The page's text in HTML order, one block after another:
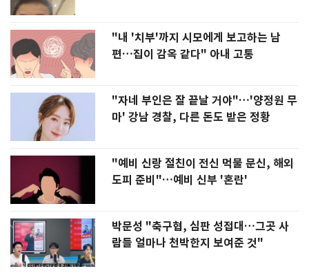
"내 '치부'까지 시모에게 보고하는 남
편…집이 감옥 같다" 아내 고통
"자네 부인은 잘 끝날 거야"…'양정원 무
마' 강남 경찰, 다른 돈도 받은 정황
"예비 신랑 절친이 전신 먹물 문신, 해외
도피 준비"…예비 신부 '혼란'
박문성 "축구협, 심판 성접대…그곳 사
람들 얼마나 천박한지 보여준 것"